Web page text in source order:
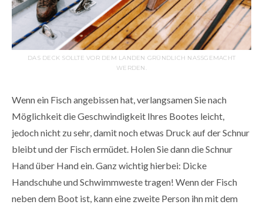
DAS DECK SOLLTE VOR DEM LANDEN GRÜNDLICH NASSGEMACHT
WERDEN.
Wenn ein Fisch angebissen hat, verlangsamen Sie nach
Möglichkeit die Geschwindigkeit Ihres Bootes leicht,
jedoch nicht zu sehr, damit noch etwas Druck auf der Schnur
bleibt und der Fisch ermüdet. Holen Sie dann die Schnur
Hand über Hand ein. Ganz wichtig hierbei: Dicke
Handschuhe und Schwimmweste tragen! Wenn der Fisch
neben dem Boot ist, kann eine zweite Person ihn mit dem